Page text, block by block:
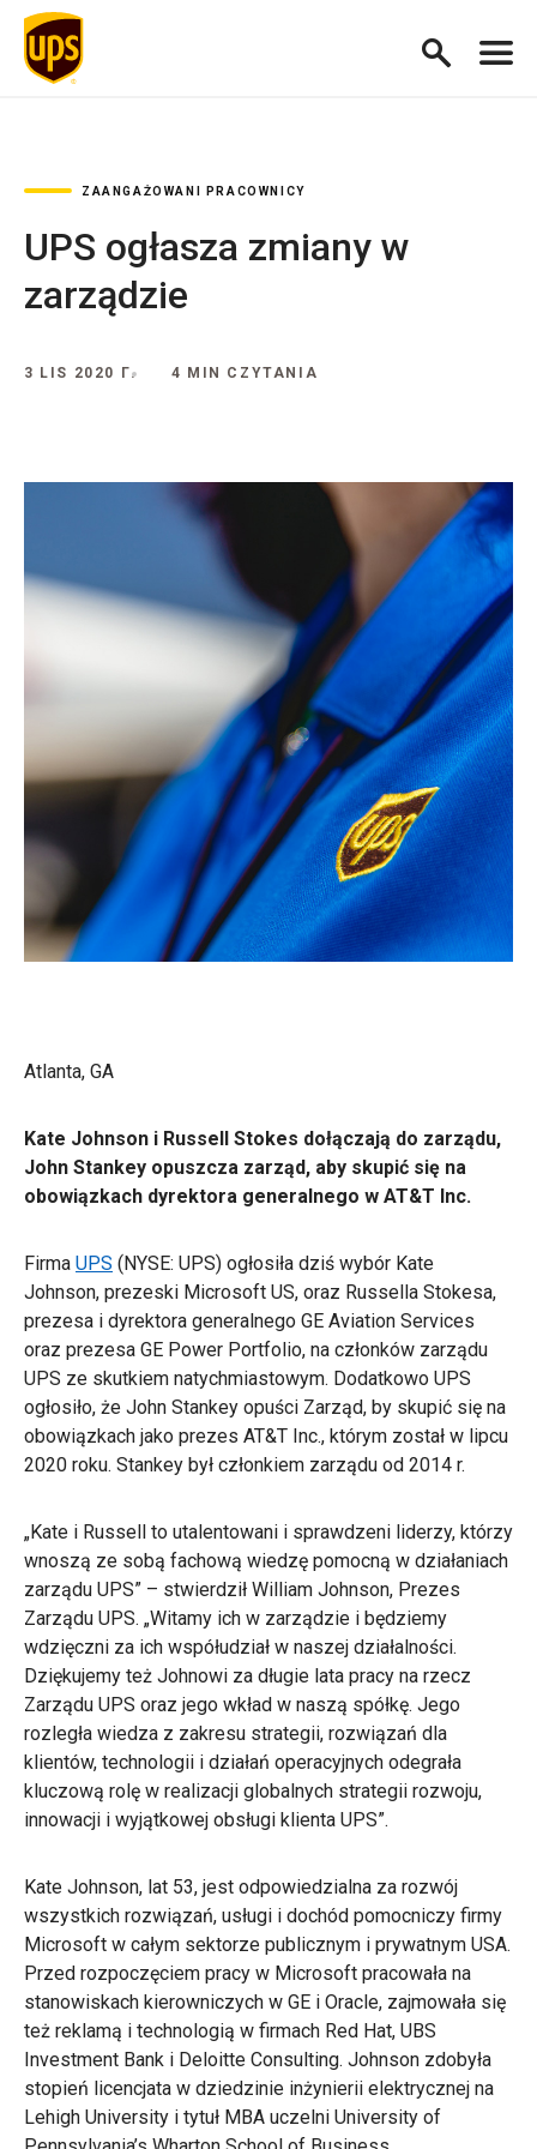
ZAANGAŻOWANI PRACOWNICY
UPS ogłasza zmiany w
zarządzie
3 LIS 2020 Г. 4 MIN CZYTANIA
Atlanta, GA
Kate Johnson i Russell Stokes dołączają do zarządu,
John Stankey opuszcza zarząd, aby skupić się na
obowiązkach dyrektora generalnego w AT&T Inc.
Firma UPS (NYSE: UPS) ogłosiła dziś wybór Kate
Johnson, prezeski Microsoft US, oraz Russella Stokesa,
prezesa i dyrektora generalnego GE Aviation Services
oraz prezesa GE Power Portfolio, na członków zarządu
UPS ze skutkiem natychmiastowym. Dodatkowo UPS
ogłosiło, że John Stankey opuści Zarząd, by skupić się na
obowiązkach jako prezes AT&T Inc., którym został w lipcu
2020 roku. Stankey był członkiem zarządu od 2014 r.
„Kate i Russell to utalentowani i sprawdzeni liderzy, którzy
wnoszą ze sobą fachową wiedzę pomocną w działaniach
zarządu UPS” – stwierdził William Johnson, Prezes
Zarządu UPS. „Witamy ich w zarządzie i będziemy
wdzięczni za ich współudział w naszej działalności.
Dziękujemy też Johnowi za długie lata pracy na rzecz
Zarządu UPS oraz jego wkład w naszą spółkę. Jego
rozległa wiedza z zakresu strategii, rozwiązań dla
klientów, technologii i działań operacyjnych odegrała
kluczową rolę w realizacji globalnych strategii rozwoju,
innowacji i wyjątkowej obsługi klienta UPS”.
Kate Johnson, lat 53, jest odpowiedzialna za rozwój
wszystkich rozwiązań, usługi i dochód pomocniczy firmy
Microsoft w całym sektorze publicznym i prywatnym USA.
Przed rozpoczęciem pracy w Microsoft pracowała na
stanowiskach kierowniczych w GE i Oracle, zajmowała się
też reklamą i technologią w firmach Red Hat, UBS
Investment Bank i Deloitte Consulting. Johnson zdobyła
stopień licencjata w dziedzinie inżynierii elektrycznej na
Lehigh University i tytuł MBA uczelni University of